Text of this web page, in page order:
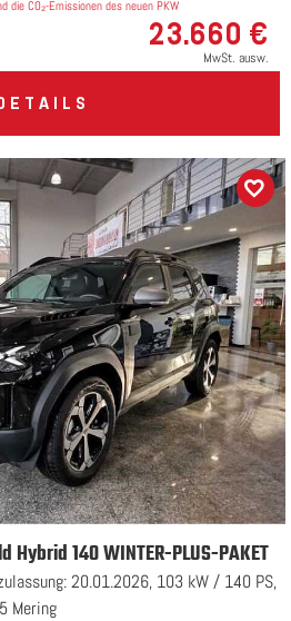
die CO₂-Emissionen des neuen PKW
23.660 €
MwSt. ausw.
140 WINTER-PLUS-PAKET
20.01.2026, 103 kW / 140 PS,
Mering